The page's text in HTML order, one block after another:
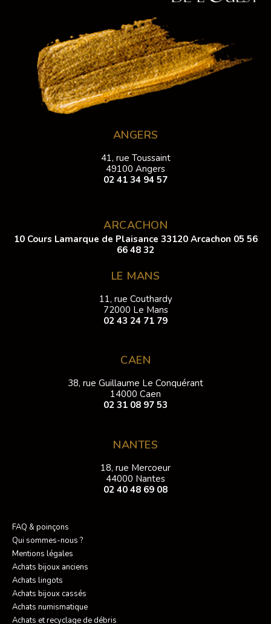
ANGERS
41, rue Toussaint
49100 Angers
02 41 34 94 57
ARCACHON
10 Cours Lamarque de Plaisance 33120 Arcachon 05 56
66 48 32
LE MANS
11, rue Couthardy
72000 Le Mans
02 43 24 71 79
CAEN
38, rue Guillaume Le Conquérant
14000 Caen
02 31 08 97 53
NANTES
18, rue Mercoeur
44000 Nantes
02 40 48 69 08
FAQ & poinçons
Qui sommes-nous ?
Mentions légales
Achats bijoux anciens
Achats lingots
Achats bijoux cassés
Achats numismatique
Achats et recyclage de débris